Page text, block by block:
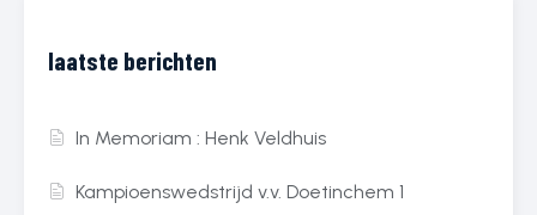
laatste berichten
In Memoriam : Henk Veldhuis
Kampioenswedstrijd v.v. Doetinchem 1